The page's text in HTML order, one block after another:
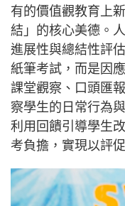
有的價值觀教育上
結」的核心美德。
進展性與總結性評
紙筆考試，而是因
課堂觀察、口頭匯
察學生的日常行為
利用回饋引導學生
考負擔，實現以評